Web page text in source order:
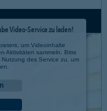
Video-Service zu laden!
um Videoinhalte
Aktivitäten sammeln. Bitte
des Service zu, um